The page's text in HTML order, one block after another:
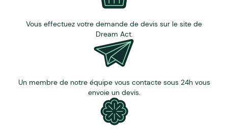
Vous effectuez votre demande de devis sur le site de
Dream Act.
Un membre de notre équipe vous contacte sous 24h vous
envoie un devis.